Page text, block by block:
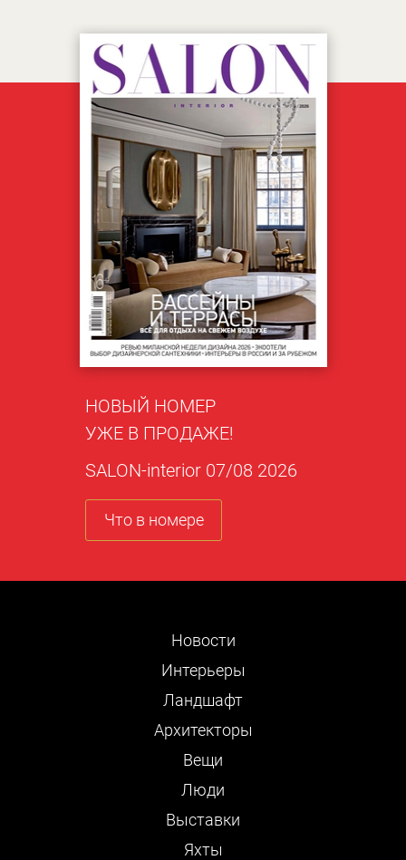
НОВЫЙ НОМЕР
УЖЕ В ПРОДАЖЕ!
SALON-interior 07/08 2026
Что в номере
Новости
Интерьеры
Ландшафт
Архитекторы
Вещи
Люди
Выставки
Яхты